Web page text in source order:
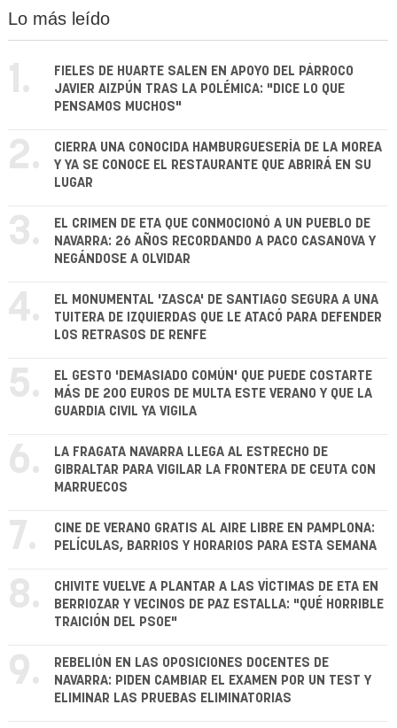
Lo más leído
1.
FIELES DE HUARTE SALEN EN APOYO DEL PÁRROCO
JAVIER AIZPÚN TRAS LA POLÉMICA: "DICE LO QUE
PENSAMOS MUCHOS"
2.
CIERRA UNA CONOCIDA HAMBURGUESERÍA DE LA MOREA
Y YA SE CONOCE EL RESTAURANTE QUE ABRIRÁ EN SU
LUGAR
3.
EL CRIMEN DE ETA QUE CONMOCIONÓ A UN PUEBLO DE
NAVARRA: 26 AÑOS RECORDANDO A PACO CASANOVA Y
NEGÁNDOSE A OLVIDAR
4.
EL MONUMENTAL 'ZASCA' DE SANTIAGO SEGURA A UNA
TUITERA DE IZQUIERDAS QUE LE ATACÓ PARA DEFENDER
LOS RETRASOS DE RENFE
5.
EL GESTO 'DEMASIADO COMÚN' QUE PUEDE COSTARTE
MÁS DE 200 EUROS DE MULTA ESTE VERANO Y QUE LA
GUARDIA CIVIL YA VIGILA
6.
LA FRAGATA NAVARRA LLEGA AL ESTRECHO DE
GIBRALTAR PARA VIGILAR LA FRONTERA DE CEUTA CON
MARRUECOS
7.
CINE DE VERANO GRATIS AL AIRE LIBRE EN PAMPLONA:
PELÍCULAS, BARRIOS Y HORARIOS PARA ESTA SEMANA
8.
CHIVITE VUELVE A PLANTAR A LAS VÍCTIMAS DE ETA EN
BERRIOZAR Y VECINOS DE PAZ ESTALLA: "QUÉ HORRIBLE
TRAICIÓN DEL PSOE"
9.
REBELIÓN EN LAS OPOSICIONES DOCENTES DE
NAVARRA: PIDEN CAMBIAR EL EXAMEN POR UN TEST Y
ELIMINAR LAS PRUEBAS ELIMINATORIAS